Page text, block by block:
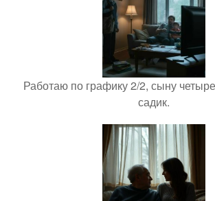
Работаю по графику 2/2, сыну
садик.